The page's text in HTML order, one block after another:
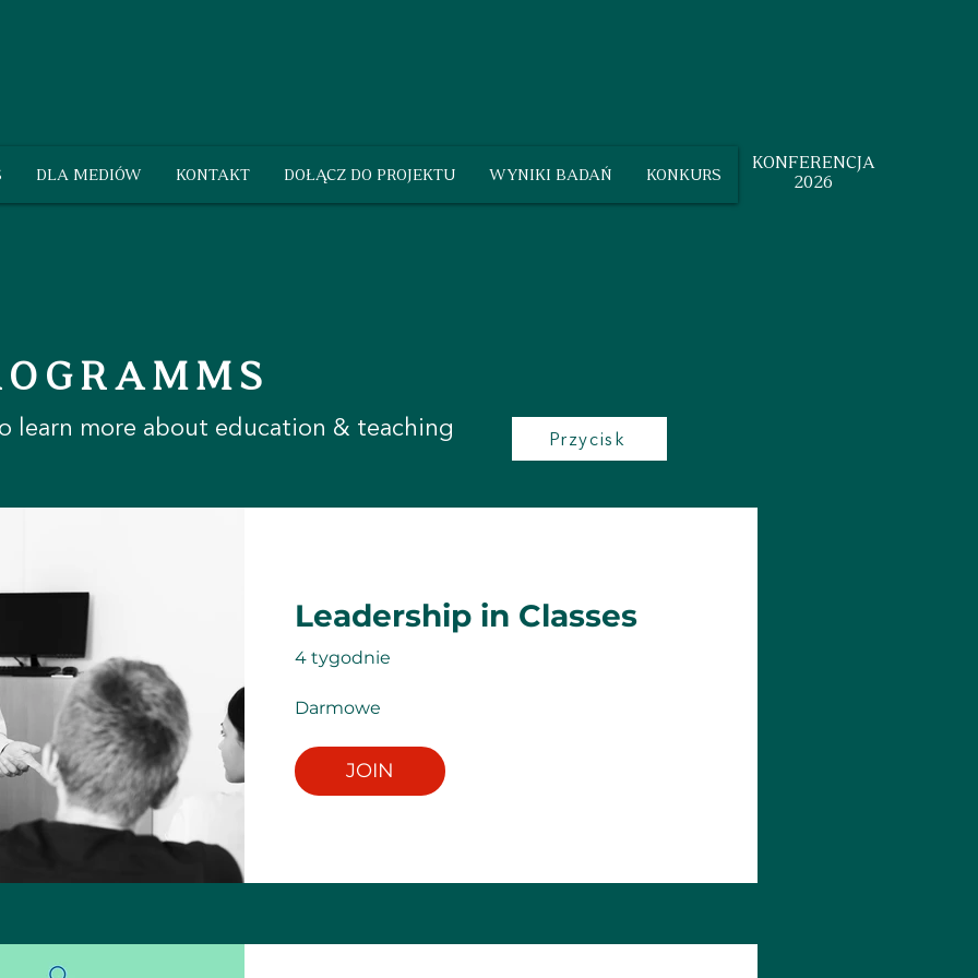
DLA MEDIÓW KONTAKT DOŁĄCZ DO PROJEKTU WYNIKI BADAŃ KONKURS
KONFERENCJA
2026
learn more about education & teaching Przycisk
Leadership in Classes
4 tygodnie
Darmowe
JOIN